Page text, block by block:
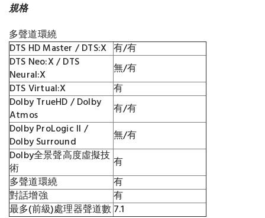
規格
多聲道環繞
DTS HD Master / DTS:X 有/有
DTS Neo:X / DTS
Neural:X
無/有
DTS Virtual:X
有
Dolby TrueHD / Dolby
Atmos
有/有
Dolby ProLogic II /
Dolby Surround
無/有
Dolby全景聲高度虛擬技
術
有
多聲道環繞
有
對話增強
有
最多(前級)處理器聲道數7.1